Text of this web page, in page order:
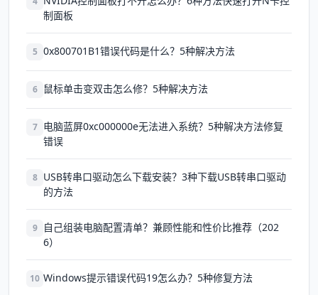
制面板
5 0x800701B1错误代码是什么？5种解决方法
6 鼠标单击变双击怎么修？5种解决方法
7 电脑蓝屏0xc000000e无法进入系统？5种解决方法修复
错误
8 USB转串口驱动怎么下载安装？3种下载USB转串口驱动
的方法
9
自己组装电脑配置清单？兼顾性能和性价比推荐（202
6）
10 Windows提示错误代码19怎么办？5种修复方法